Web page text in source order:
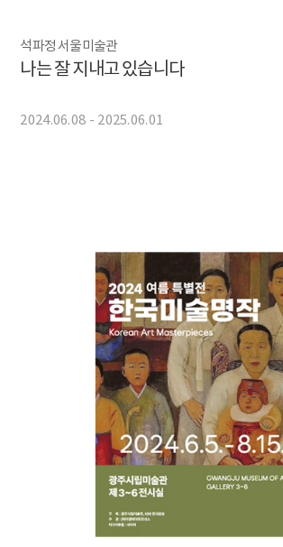
석파정 서울미술관
나는 잘 지내고 있습니다
2024.06.08 - 2025.06.01